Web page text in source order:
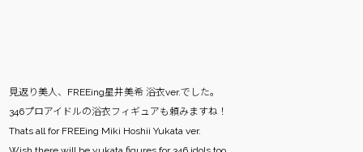
見返り美人、FREEing星井美希 浴衣ver.でした。
346プロアイドルの浴衣フィギュアも頼みますね！
Thats all for FREEing Miki Hoshii Yukata ver.